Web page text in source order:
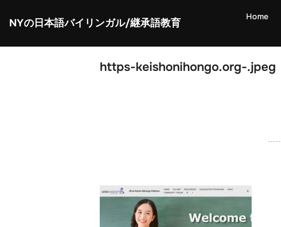
content
NYの日本語バイリンガル/継承語教育
Home
https-keishonihongo.org-.jpeg